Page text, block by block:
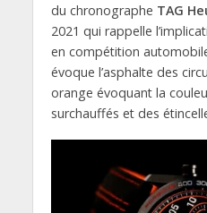
du chronographe TAG
2021 qui rappelle
en compétition
évoque l’asphalte des
orange évoquant la
surchauffés et des